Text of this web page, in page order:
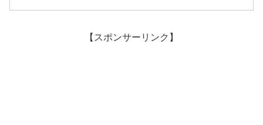
【スポンサーリンク】